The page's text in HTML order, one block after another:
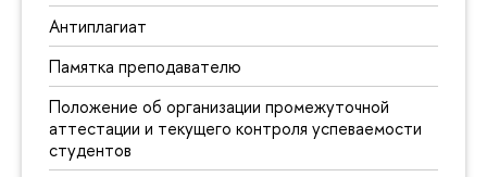
Антиплагиат
Памятка преподавателю
Положение об организации промежуточной
аттестации и текущего контроля успеваемости
студентов